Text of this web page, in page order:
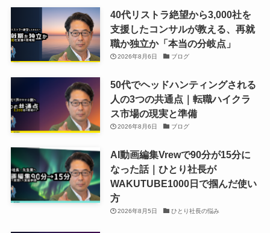
40代リストラ絶望から3,000社を
支援したコンサルが教える、再就
職か独立か「本当の分岐点」
2026年8月6日 ブログ
50代でヘッドハンティングされる
人の3つの共通点｜転職ハイクラ
ス市場の現実と準備
2026年8月6日 ブログ
AI動画編集Vrewで90分が15分に
なった話｜ひとり社長が
WAKUTUBE1000日で掴んだ使い
方
2026年8月5日 ひとり社長の悩み